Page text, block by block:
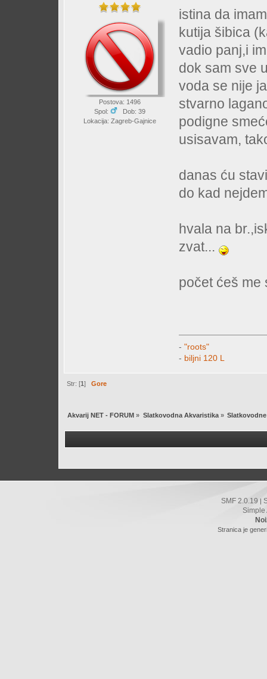
Postova: 1496
Spol:
Dob: 39
Lokacija: Zagreb-Gajnice
istina da
kutija šibica
vadio panj,i
dok sam sve
voda se nije
stvarno
podigne
usisavam,
danas ću
do kad
hvala na
zvat...
počet ćeš
- "roots"
- biljni 120 L
Str: [1]Gore
Akvarij NET - FORUM » Slatkovodna Akvaristika»
SMF 2.0.19
Simple
Stranica je